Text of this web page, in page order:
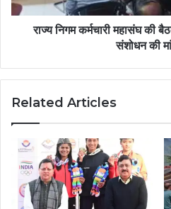
राज्य निगम कर्मचारी महासंघ की
संशोधन की
Related Articles